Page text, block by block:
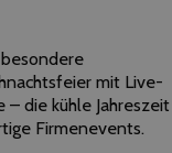
mit Live-
– die kühle Jahreszeit
Firmenevents.